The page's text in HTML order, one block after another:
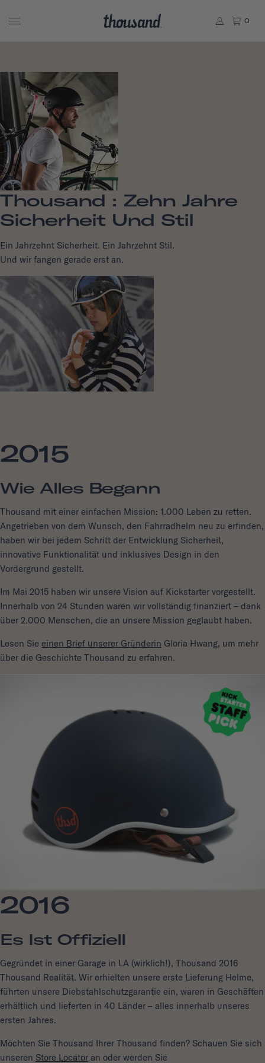
0
Thousand : Zehn Jahre
Sicherheit Und Stil
Ein Jahrzehnt Sicherheit. Ein Jahrzehnt Stil.
Und wir fangen gerade erst an.
2015
Wie Alles Begann
Thousand mit einer einfachen Mission: 1.000 Leben zu retten.
Angetrieben von dem Wunsch, den Fahrradhelm neu zu erfinden,
haben wir bei jedem Schritt der Entwicklung Sicherheit,
innovative Funktionalität und inklusives Design in den
Vordergrund gestellt.
Im Mai 2015 haben wir unsere Vision auf Kickstarter vorgestellt.
Innerhalb von 24 Stunden waren wir vollständig finanziert – dank
über 2.000 Menschen, die an unsere Mission geglaubt haben.
Lesen Sie einen Brief unserer Gründerin Gloria Hwang, um mehr
über die Geschichte Thousand zu erfahren.
2016
Es Ist Offiziell
Gegründet in einer Garage in LA (wirklich!), Thousand 2016
Thousand Realität. Wir erhielten unsere erste Lieferung Helme,
führten unsere Diebstahlschutzgarantie ein, waren in Geschäften
erhältlich und lieferten in 40 Länder – alles innerhalb unseres
ersten Jahres.
Möchten Sie Thousand Ihrer Thousand finden? Schauen Sie sich
unseren Store Locator an oder werden Sie